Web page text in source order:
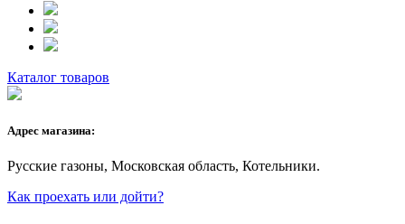
Каталог товаров
Адрес магазина:
Русские газоны, Московская область, Котельники.
Как проехать или дойти?